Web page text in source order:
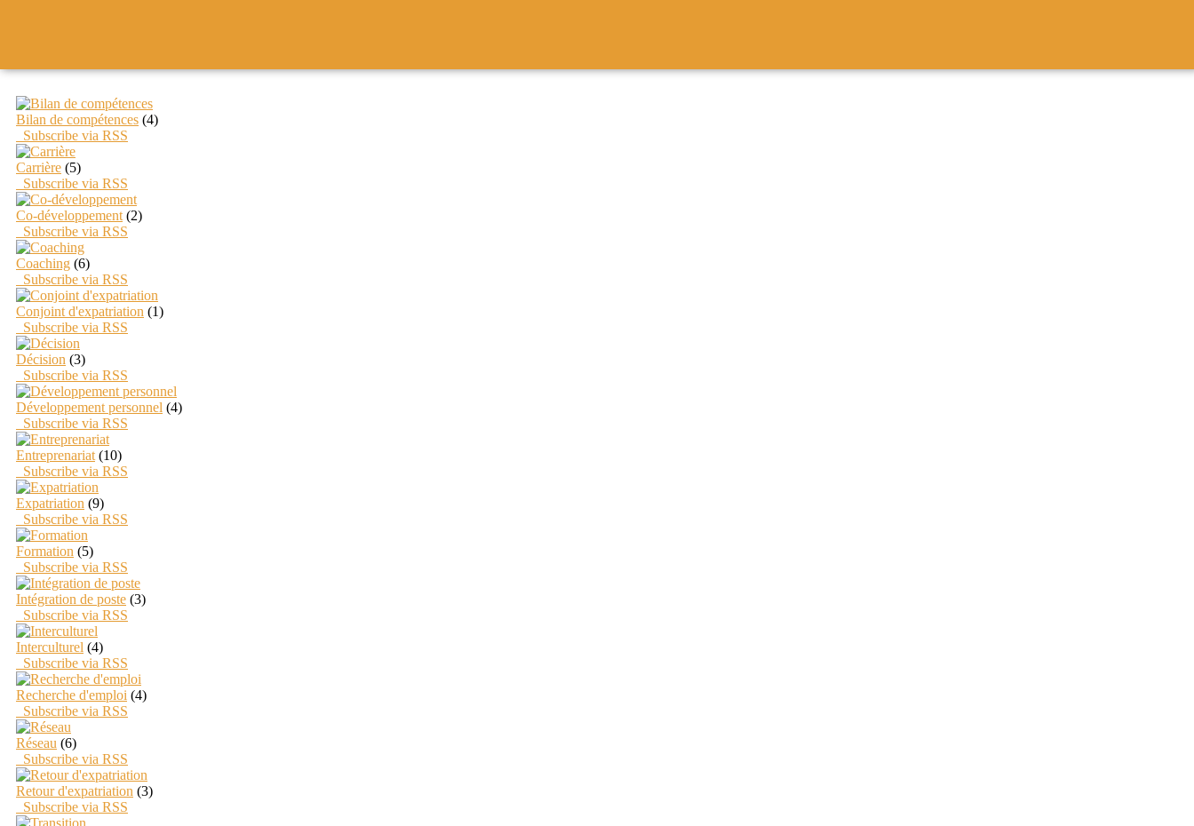
Bilan de compétences (4)
Subscribe via RSS
Carrière (5)
Subscribe via RSS
Co-développement (2)
Subscribe via RSS
Coaching (6)
Subscribe via RSS
Conjoint d'expatriation (1)
Subscribe via RSS
Décision (3)
Subscribe via RSS
Développement personnel (4)
Subscribe via RSS
Entreprenariat (10)
Subscribe via RSS
Expatriation (9)
Subscribe via RSS
Formation (5)
Subscribe via RSS
Intégration de poste (3)
Subscribe via RSS
Interculturel (4)
Subscribe via RSS
Recherche d'emploi (4)
Subscribe via RSS
Réseau (6)
Subscribe via RSS
Retour d'expatriation (3)
Subscribe via RSS